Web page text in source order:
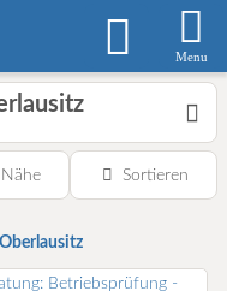
Menu
Nähe Sortieren